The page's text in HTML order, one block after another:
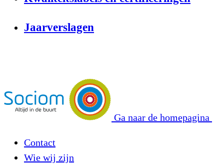
Jaarverslagen
Ga naar de homepagina
Contact
Wie wij zijn